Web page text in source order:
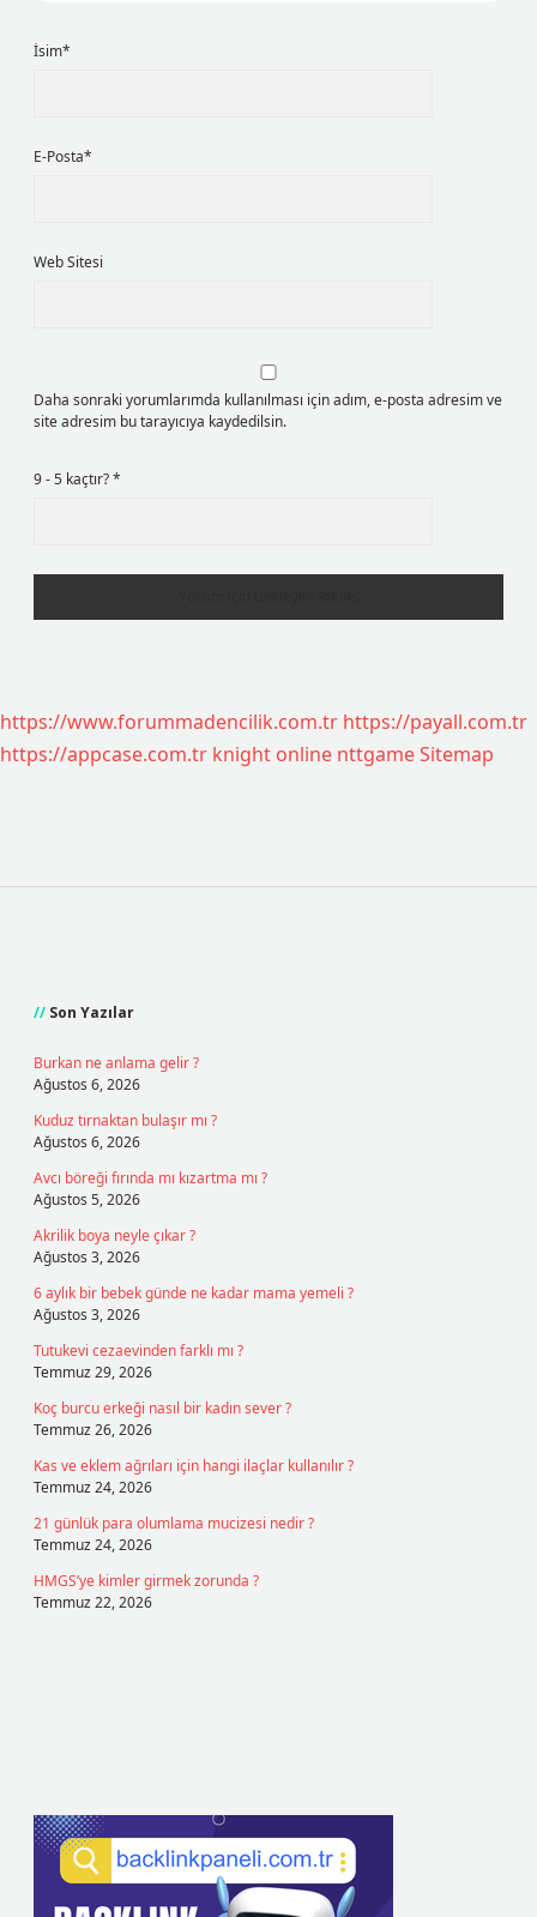
İsim*
E-Posta*
Web Sitesi
Daha sonraki yorumlarımda kullanılması için adım, e-posta adresim ve
site adresim bu tarayıcıya kaydedilsin.
9 - 5 kaçtır?*
https://www.forummadencilik.com.tr https://payall.com.tr
https://appcase.com.tr knight online nttgameSitemap
Son Yazılar
Burkan ne anlama gelir ?
Ağustos 6, 2026
Kuduz tırnaktan bulaşır mı ?
Ağustos 6, 2026
Avcı böreği fırında mı kızartma mı ?
Ağustos 5, 2026
Akrilik boya neyle çıkar ?
Ağustos 3, 2026
6 aylık bir bebek günde ne kadar mama yemeli ?
Ağustos 3, 2026
Tutukevi cezaevinden farklı mı ?
Temmuz 29, 2026
Koç burcu erkeği nasıl bir kadın sever ?
Temmuz 26, 2026
Kas ve eklem ağrıları için hangi ilaçlar kullanılır ?
Temmuz 24, 2026
21 günlük para olumlama mucizesi nedir ?
Temmuz 24, 2026
HMGS’ye kimler girmek zorunda ?
Temmuz 22, 2026